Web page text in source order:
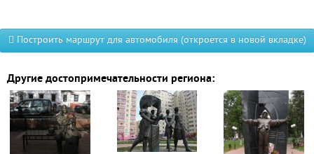
Построить маршрут для автомобиля (откроется в новой вкладке)
Другие достопримечательности региона: